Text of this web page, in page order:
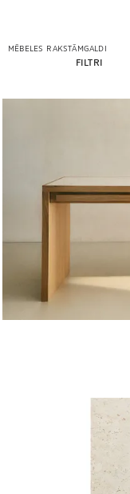
MĒBELES RAKSTĀMGALDI
FILTRI